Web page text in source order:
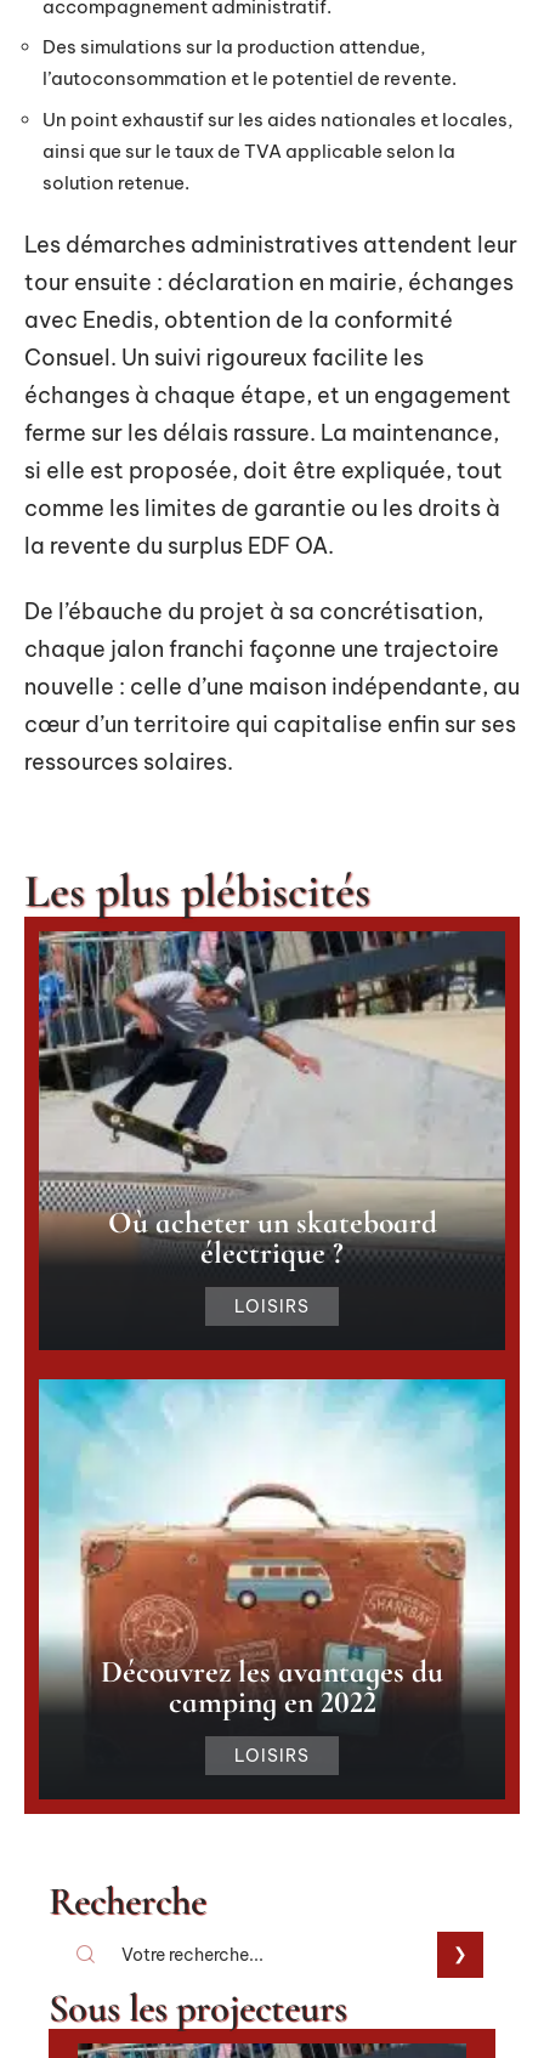
accompagnement administratif.
Des simulations sur la production attendue,
l’autoconsommation et le potentiel de revente.
Un point exhaustif sur les aides nationales et locales,
ainsi que sur le taux de TVA applicable selon la
solution retenue.
Les démarches administratives attendent leur
tour ensuite : déclaration en mairie, échanges
avec Enedis, obtention de la conformité
Consuel. Un suivi rigoureux facilite les
échanges à chaque étape, et un engagement
ferme sur les délais rassure. La maintenance,
si elle est proposée, doit être expliquée, tout
comme les limites de garantie ou les droits à
la revente du surplus EDF OA.
De l’ébauche du projet à sa concrétisation,
chaque jalon franchi façonne une trajectoire
nouvelle : celle d’une maison indépendante, au
cœur d’un territoire qui capitalise enfin sur ses
ressources solaires.
Les plus plébiscités
Où acheter un skateboard
électrique ?
LOISIRS
Découvrez les avantages du
camping en 2022
LOISIRS
Recherche
Sous les projecteurs